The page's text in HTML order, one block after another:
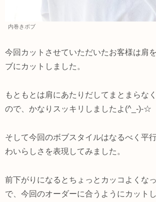
内巻きボブ
今回カットさせていただいたお客様は肩
ブにカットしました。
もともとは肩にあたりだしてまとまらな
ので、かなりスッキリしましたよ(^_-)-☆
そして今回のボブスタイルはなるべく平
わいらしさを表現してみました。
前下がりになるとちょっとカッコよくな
で、今回のオーダーに合うようにカットし